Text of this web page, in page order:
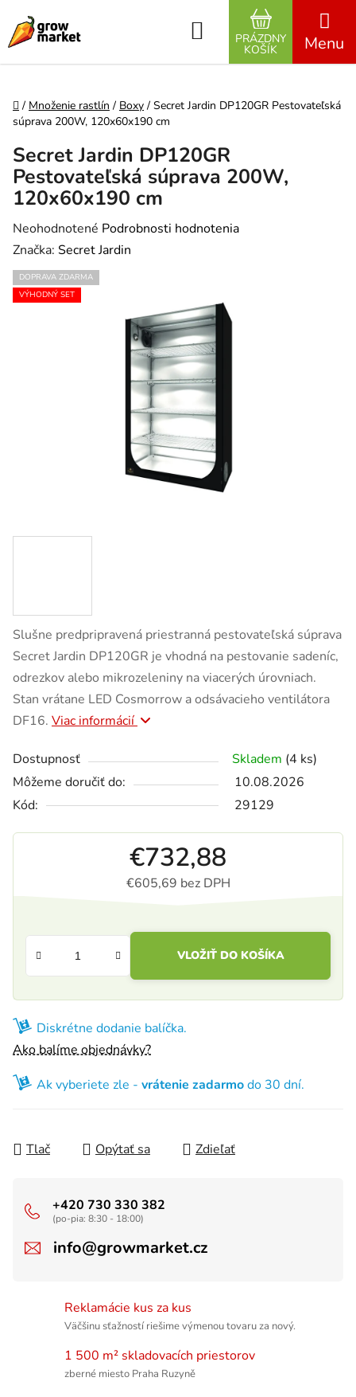
Hľadať
NÁKUPNÝ
PRÁZDNY
KOŠÍK
Domov
/ Množenie rastlín / Boxy / Secret Jardin DP120GR Pestovateľská
súprava 200W, 120x60x190 cm
Slušne predpripravená priestranná pestovateľská súprava
Secret Jardin DP120GR je vhodná na pestovanie sadeníc,
odrezkov alebo mikrozeleniny na viacerých úrovniach.
Stan vrátane LED Cosmorrow a odsávacieho ventilátora
DF16. Viac informácií
Dostupnosť Skladem (4 ks)
Môžeme doručiť do:
10.08.2026
Kód:
29129
€732,88
€605,69 bez DPH
VLOŽIŤ DO KOŠÍKA
Diskrétne dodanie balíčka.
Ako balíme objednávky?
Ak vyberiete zle - vrátenie zadarmodo 30 dní.
Tlač Opýtať sa Zdieľať
+420 730 330 382
(po-pia: 8:30 - 18:00)
info@growmarket.cz
Secret Jardin DP120GR
Pestovateľská súprava 200W,
120x60x190 cm
Priemerné hodnotenie produktu je 0,0 z 5 hviezdičiek.
Neohodnotené Podrobnosti hodnotenia
Značka: Secret Jardin
DOPRAVA ZDARMA
VÝHODNÝ SET
Reklamácie kus za kus
Väčšinu sťažností riešime výmenou tovaru za nový.
1 500 m² skladovacích priestorov
zberné miesto Praha Ruzyně